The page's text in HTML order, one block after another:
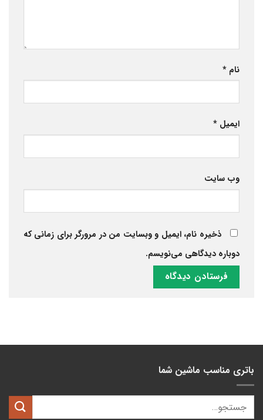
نام *
ایمیل *
وب‌ سایت
ذخیره نام، ایمیل و وبسایت من در مرورگر برای زمانی که
دوباره دیدگاهی می‌نویسم.
باتری مناسب ماشین شما